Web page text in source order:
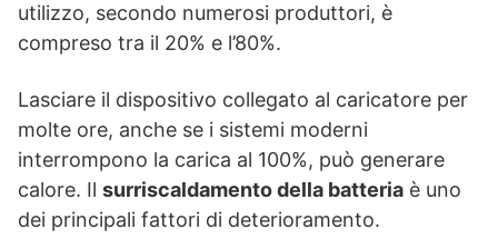
utilizzo, secondo numerosi produttori, è
compreso tra il 20% e l’80%.
Lasciare il dispositivo collegato al caricatore per
molte ore, anche se i sistemi moderni
interrompono la carica al 100%, può generare
calore. Il surriscaldamento della batteria è uno
dei principali fattori di deterioramento.